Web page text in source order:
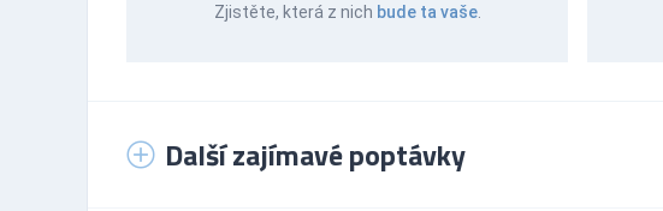
Zjistěte, která z nich bude ta vaše.
Další zajímavé poptávky